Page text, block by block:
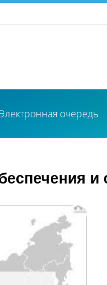
очередь
и